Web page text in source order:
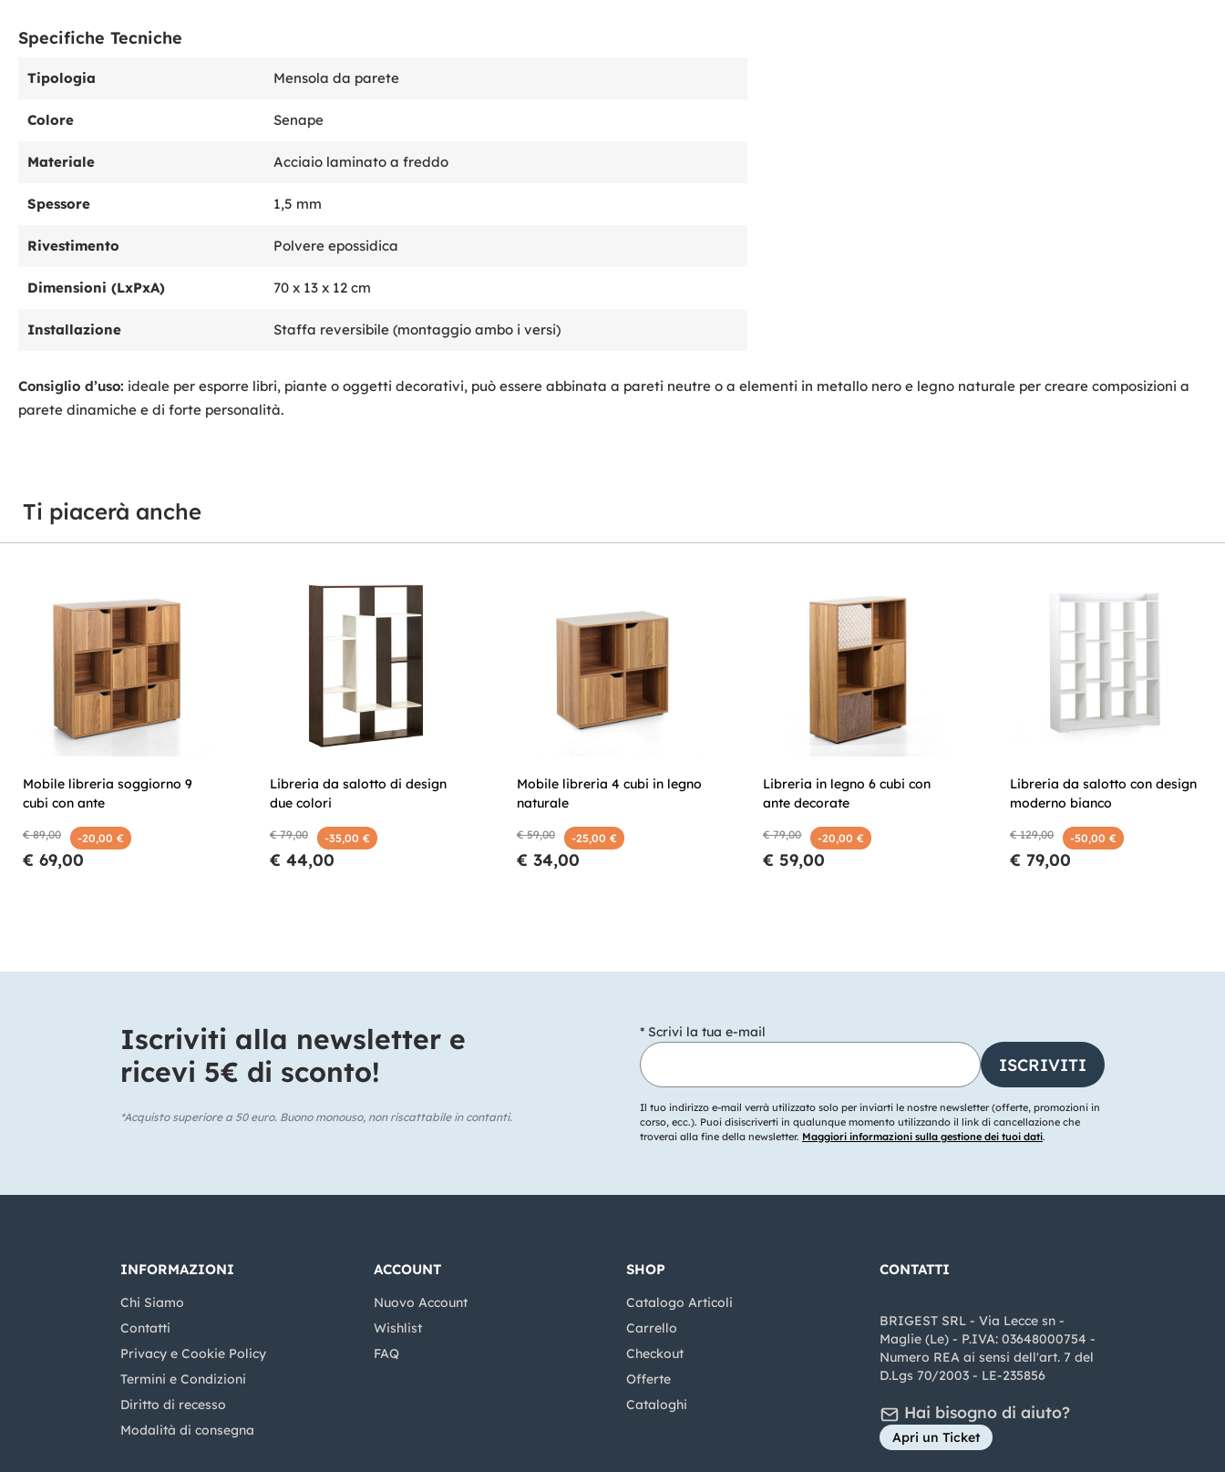
Specifiche Tecniche
Tipologia Mensola da parete
Colore Senape
Materiale Acciaio laminato a freddo
Spessore 1,5 mm
Rivestimento Polvere epossidica
Dimensioni (LxPxA) 70 x 13 x 12 cm
Installazione Staffa reversibile (montaggio ambo i versi)
Consiglio d’uso: ideale per esporre libri, piante o oggetti decorativi, può essere abbinata a pareti neutre o a elementi in metallo nero e legno naturale per creare composizioni a
parete dinamiche e di forte personalità.
Ti piacerà anche
Mobile libreria soggiorno 9
cubi con ante
€ 89,00 -20,00 €
€ 69,00
Libreria da salotto di design
due colori
€ 79,00 -35,00 €
€ 44,00
Mobile libreria 4 cubi in legno
naturale
€ 59,00 -25,00 €
€ 34,00
Libreria in legno 6 cubi con
ante decorate
€ 79,00 -20,00 €
€ 59,00
Libreria da salotto con design
moderno bianco
€ 129,00 -50,00 €
€ 79,00
Iscriviti alla newsletter e
ricevi 5€ di sconto!​
*Acquisto superiore a 50 euro. Buono monouso, non riscattabile in contanti.
* Scrivi la tua e-mail
Il tuo indirizzo e-mail verrà utilizzato solo per inviarti le nostre newsletter (offerte, promozioni in
corso, ecc.). Puoi disiscriverti in qualunque momento utilizzando il link di cancellazione che
troverai alla fine della newsletter. Maggiori informazioni sulla gestione dei tuoi dati.
INFORMAZIONI
Chi Siamo
Contatti
Privacy e Cookie Policy
Termini e Condizioni
Diritto di recesso
Modalità di consegna
ACCOUNT
Nuovo Account
Wishlist
FAQ
SHOP
Catalogo Articoli
Carrello
Checkout
Offerte
Cataloghi
CONTATTI
BRIGEST SRL - Via Lecce sn -
Maglie (Le) - P.IVA: 03648000754 -
Numero REA ai sensi dell'art. 7 del
D.Lgs 70/2003 - LE-235856
Hai bisogno di aiuto?
Apri un Ticket